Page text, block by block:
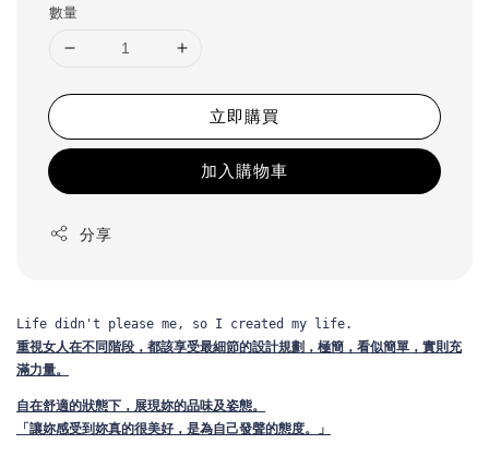
數量
立即購買
加入購物車
分享
Life didn't please me, so I created my life.
重視女人在不同階段，都該享受最細節的設計規劃， 極簡，看似簡單，實則充
滿力量。
自在舒適的狀態下，展現妳的品味及姿態。
「讓妳感受到妳真的很美好，是為自己發聲的態度。」